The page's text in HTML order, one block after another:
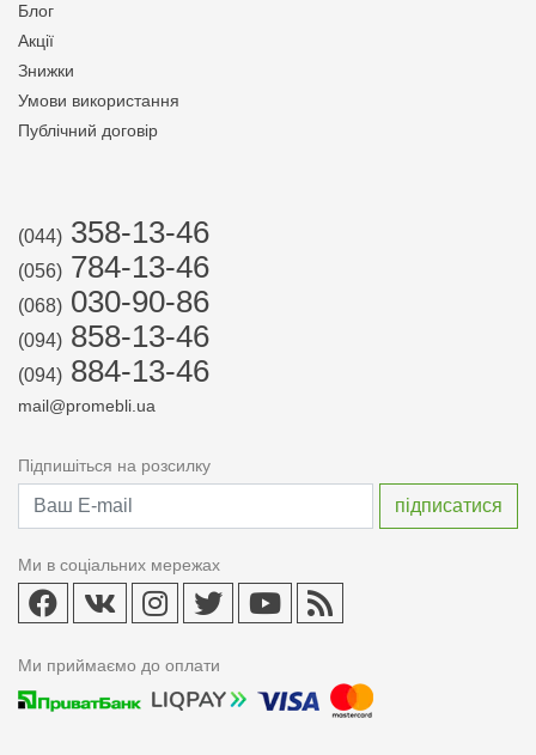
Блог
Акції
Знижки
Умови використання
Публічний договір
(044) 358-13-46
(056) 784-13-46
(068) 030-90-86
(094) 858-13-46
(094) 884-13-46
mail@promebli.ua
Підпишіться на розсилку
Ми в соціальних мережах
Ми приймаємо до оплати